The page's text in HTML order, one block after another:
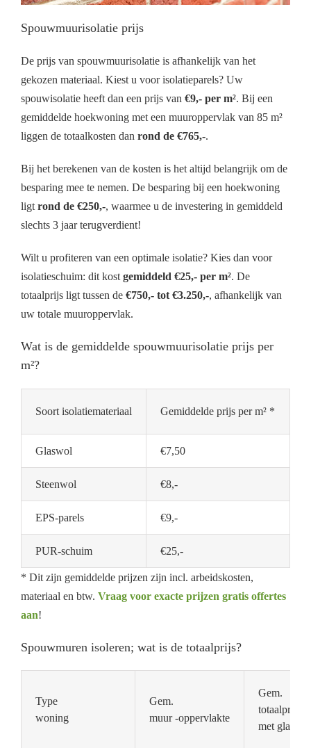
Spouwmuurisolatie prijs
De prijs van spouwmuurisolatie is afhankelijk van het
gekozen materiaal. Kiest u voor isolatieparels? Uw
spouwisolatie heeft dan een prijs van €9,- per m². Bij een
gemiddelde hoekwoning met een muuroppervlak van 85 m²
liggen de totaalkosten dan rond de €765,-.
Bij het berekenen van de kosten is het altijd belangrijk om de
besparing mee te nemen. De besparing bij een hoekwoning
ligt rond de €250,-, waarmee u de investering in gemiddeld
slechts 3 jaar terugverdient!
Wilt u profiteren van een optimale isolatie? Kies dan voor
isolatieschuim: dit kost gemiddeld €25,- per m². De
totaalprijs ligt tussen de €750,- tot €3.250,-, afhankelijk van
uw totale muuroppervlak.
Wat is de gemiddelde spouwmuurisolatie prijs per
m²?
Soort isolatiemateriaal Gemiddelde prijs per m² *
Glaswol €7,50
Steenwol €8,-
EPS-parels €9,-
PUR-schuim €25,-
* Dit zijn gemiddelde prijzen zijn incl. arbeidskosten,
materiaal en btw. Vraag voor exacte prijzen gratis offertes
aan!
Spouwmuren isoleren; wat is de totaalprijs?
Type
woning
Gem.
muur -oppervlakte
Gem.
totaalprijs
met